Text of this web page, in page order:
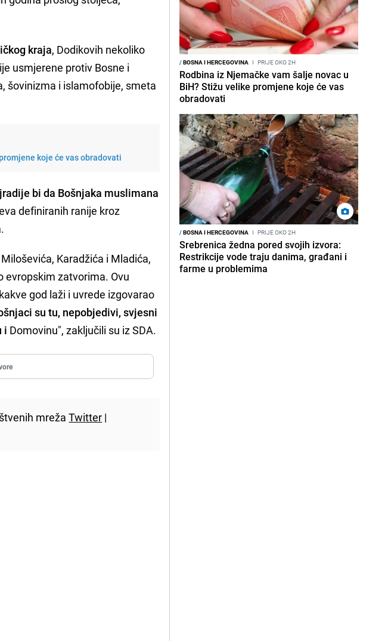
kraja, Dodikovih nekoliko
usmjerene protiv Bosne i
šovinizma i islamofobije, smeta
koje će vas obradovati
bi da Bošnjaka muslimana
definiranih ranije kroz
Karadžića i Mladića,
evropskim zatvorima. Ovu
god laži i uvrede izgovarao
su tu, nepobjedivi, svjesni
i Domovinu", zaključili su iz SDA.
mrežaTwitter |
/BOSNA I HERCEGOVINA I PRIJE OKO 2H
Rodbina iz Njemačke vam šalje novac u
BiH? Stižu velike promjene koje će vas
obradovati
/BOSNA I HERCEGOVINA I PRIJE OKO 2H
Srebrenica žedna pored svojih izvora:
Restrikcije vode traju danima, građani i
farme u problemima